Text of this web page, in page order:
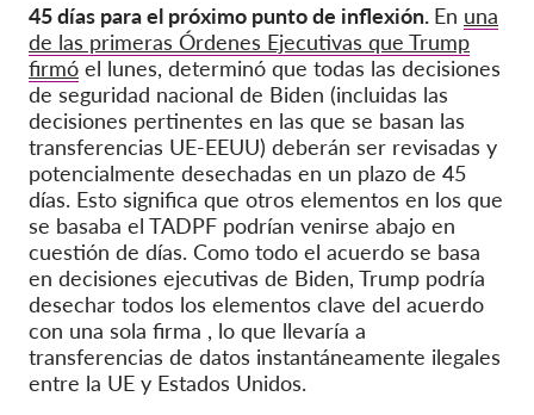
45 días para el próximo punto de inflexión. En una
de las primeras Órdenes Ejecutivas que Trump
firmó el lunes, determinó que todas las decisiones
de seguridad nacional de Biden (incluidas las
decisiones pertinentes en las que se basan las
transferencias UE-EEUU) deberán ser revisadas y
potencialmente desechadas en un plazo de 45
días. Esto significa que otros elementos en los que
se basaba el TADPF podrían venirse abajo en
cuestión de días. Como todo el acuerdo se basa
en decisiones ejecutivas de Biden, Trump podría
desechar todos los elementos clave del acuerdo
con una sola firma , lo que llevaría a
transferencias de datos instantáneamente ilegales
entre la UE y Estados Unidos.